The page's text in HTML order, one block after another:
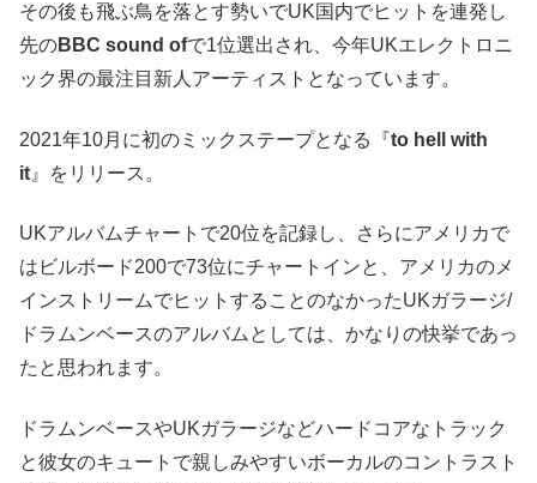
その後も飛ぶ鳥を落とす勢いでUK国内でヒットを連発し
先のBBC sound ofで1位選出され、今年UKエレクトロニ
ック界の最注目新人アーティストとなっています。
2021年10月に初のミックステープとなる『to hell with
it 』をリリース。
UKアルバムチャートで20位を記録し、さらにアメリカで
はビルボード200で73位にチャートインと、アメリカのメ
インストリームでヒットすることのなかったUKガラージ/
ドラムンベースのアルバムとしては、かなりの快挙であっ
たと思われます。
ドラムンベースやUKガラージなどハードコアなトラック
と彼女のキュートで親しみやすいボーカルのコントラスト